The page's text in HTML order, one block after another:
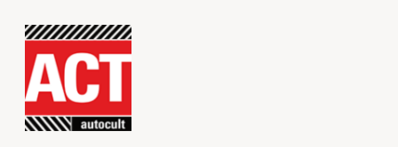
contenu